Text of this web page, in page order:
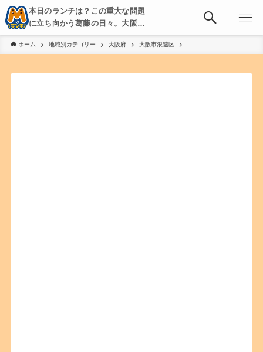
本日のランチは？この重大な問題
に立ち向かう葛藤の日々。大阪・
京都・神戸を中心とした食べ歩
き、飲み歩きを綴る。
ホーム 地域別カテゴリー 大阪府 大阪市浪速区